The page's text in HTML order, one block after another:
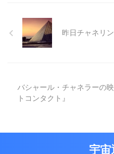
昨日チャネリ
バシャール・チャネラーの
トコンタクト』
宇宙